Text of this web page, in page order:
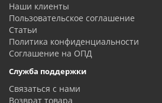
Наши клиенты
Пользовательское соглашение
Статьи
Политика конфиденциальности
Соглашение на ОПД
Служба поддержки
Связаться с нами
Возврат товара